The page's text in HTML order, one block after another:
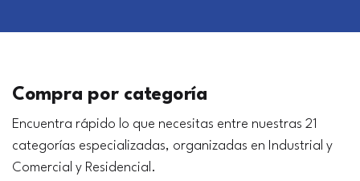
Compra por categoría
Encuentra rápido lo que necesitas entre nuestras 21
categorías especializadas, organizadas en Industrial y
Comercial y Residencial.